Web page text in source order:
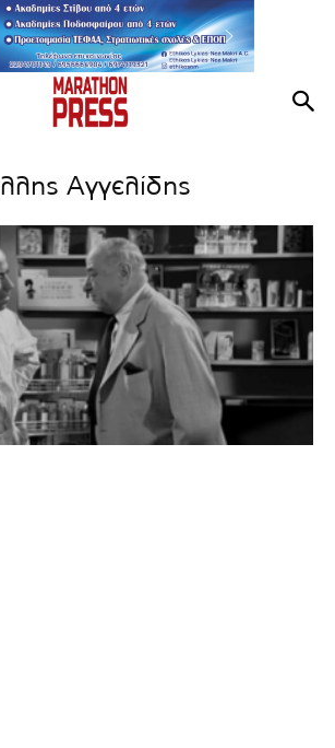
Αγγελίδης